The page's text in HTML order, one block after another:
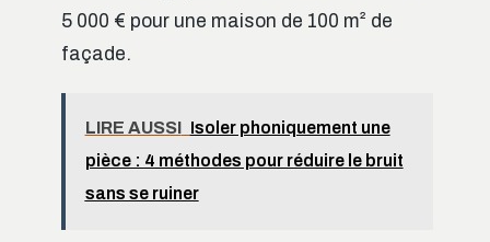
5 000 € pour une maison de 100 m² de
façade.
LIRE AUSSI
Isoler phoniquement une
pièce : 4 méthodes pour réduire le bruit
sans se ruiner